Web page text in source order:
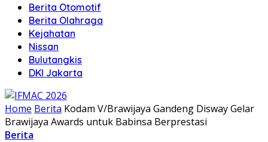
Berita Otomotif
Berita Olahraga
Kejahatan
Nissan
Bulutangkis
DKI Jakarta
Home Berita Kodam V/Brawijaya Gandeng Disway Gelar
Brawijaya Awards untuk Babinsa Berprestasi
Berita